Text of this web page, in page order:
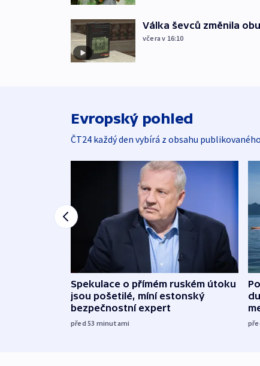
Válka ševců změnila
včera v 16:10
Evropský pohled
ČT24 každý den vybírá z obsahu
Spekulace o přímém ruském útoku
jsou pošetilé, míní estonský
bezpečnostní expert
před 53 minutami